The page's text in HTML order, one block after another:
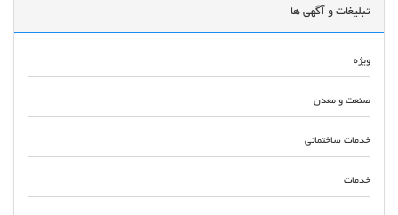
تبلیغات و آگهی ها
ویژه
صنعت و معدن
خدمات ساختمانی
خدمات